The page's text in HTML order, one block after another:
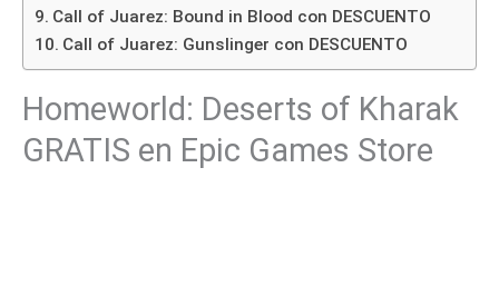
Call of Juarez: Bound in Blood con DESCUENTO
Call of Juarez: Gunslinger con DESCUENTO
Homeworld: Deserts of Kharak
GRATIS en Epic Games Store